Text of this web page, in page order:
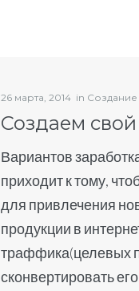
26 марта, 2014 in
Создаем
Вариантов
приходит к тому,
для привлечения
продукции в
траффика(целевых
сконвертировать